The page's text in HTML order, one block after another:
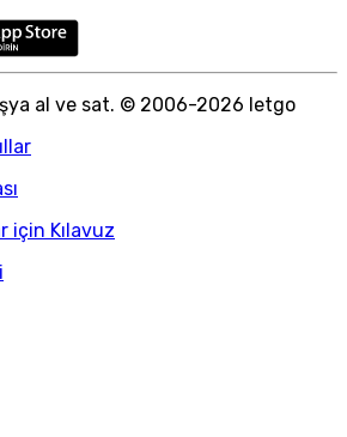
al ve sat. © 2006-2026 letgo
için Kılavuz